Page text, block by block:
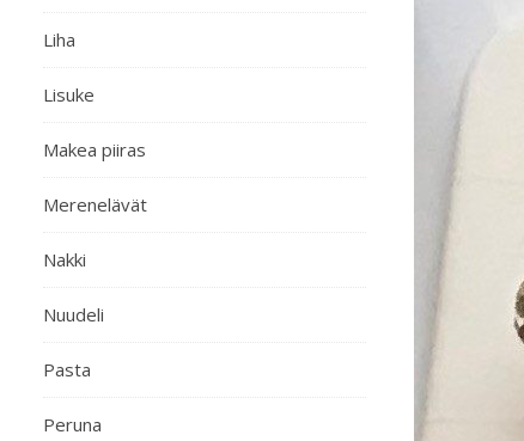
Liha
Lisuke
Makea piiras
Merenelävät
Nakki
Nuudeli
Pasta
Peruna